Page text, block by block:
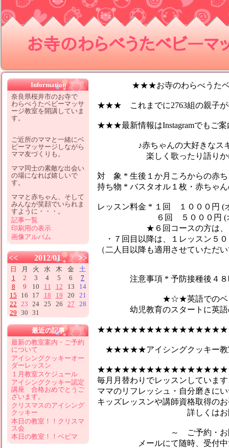
お寺のわらべうたベビーマッ
★★★お寺のわらべうたベ
★★★ これまでに2763組の親子が
★★★最新情報はInstagramでもご案
♪赤ちゃんの大好きなスキン
楽しく歌ったり語りかけな
対 象 * 生後１か月ころからの赤ち
持ち物 * バスタオル１枚・赤ちゃ
レッスン料金 * １回 １０００円 (
６回 ５０００円 (オイ
★６回コースの方は、１レ
・７回目以降は、１レッスン５
（二人目以降も適用させていただ
注意事項 * 予防接種後４８時
★☆★英語でのベビーマ
幼児教育のスタートに英語の
★★★★★アイシングクッキー
毎月月替わりでレッスンしていま
ママのリフレッシュ・自分磨きに
キッズレッスンや講師資格取得の
詳しくはお問合せ
～ ご予約・お問い
メールにて随時、受付中で
Information
奈良県桜井市のお寺で
わらべうたベビーマッサ
ージ教室を開講していま
す。
ご近所のママと一緒にベ
ビーマッサージしながら
ママ友づくりも。
ママ同士の素敵な出会い
の場になれば嬉しいで
す。
ママと赤ちゃん、そして
みんなが笑顔でいられま
すように・・・。
記事一覧
印刷用の表示
画像アルバム
<< 2012/01 >>
日 月 火 水 木 金
土
1
2 3 4 5 6
7
8
9 10 11 12 13
14
15
16 17 18 19 20
21
22
23 24 25 26 27
28
29 30 31
最近の記事
最新の教室案内・ご予約
について
アイシングクッキーオー
ダーレッスン
１月教室スケジュール
アイシングクッキー認定
講座 合格おめでとうご
ざいます。
クリスマスのアイシング
クッキー
本日の教室！！クリスマ
ス会
本日の教室！！ベビマ